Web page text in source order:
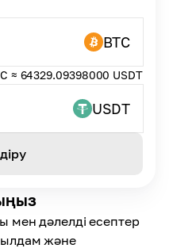
мен дәлелді есептер
және
BTC
≈ 64329.09398000 USDT
USDT